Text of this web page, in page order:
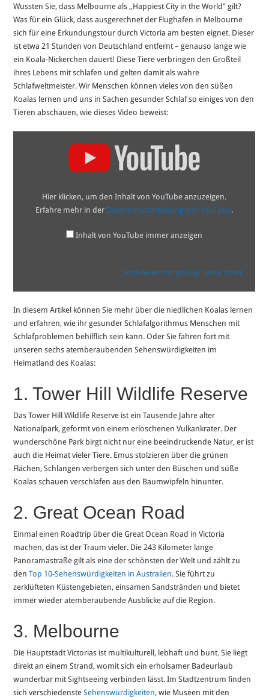
Wussten Sie, dass Melbourne als „Happiest City in the World” gilt?
Was für ein Glück, dass ausgerechnet der Flughafen in Melbourne
sich für eine Erkundungstour durch Victoria am besten eignet. Dieser
ist etwa 21 Stunden von Deutschland entfernt – genauso lange wie
ein Koala-Nickerchen dauert! Diese Tiere verbringen den Großteil
ihres Lebens mit schlafen und gelten damit als wahre
Schlafweltmeister. Wir Menschen können vieles von den süßen
Koalas lernen und uns in Sachen gesunder Schlaf so einiges von den
Tieren abschauen, wie dieses Video beweist:
Hier klicken, um den Inhalt von YouTube anzuzeigen.
Erfahre mehr in der Datenschutzerklärung von YouTube.
Inhalt von YouTube immer anzeigen
„Koala-Nickerchen gefällig?“ direkt öffnen
In diesem Artikel können Sie mehr über die niedlichen Koalas lernen
und erfahren, wie ihr gesunder Schlafalgorithmus Menschen mit
Schlafproblemen behilflich sein kann. Oder Sie fahren fort mit
unseren sechs atemberaubenden Sehenswürdigkeiten im
Heimatland des Koalas:
1. Tower Hill Wildlife Reserve
Das Tower Hill Wildlife Reserve ist ein Tausende Jahre alter
Nationalpark, geformt von einem erloschenen Vulkankrater. Der
wunderschöne Park birgt nicht nur eine beeindruckende Natur, er ist
auch die Heimat vieler Tiere. Emus stolzieren über die grünen
Flächen, Schlangen verbergen sich unter den Büschen und süße
Koalas schauen verschlafen aus den Baumwipfeln hinunter.
2. Great Ocean Road
Einmal einen Roadtrip über die Great Ocean Road in Victoria
machen, das ist der Traum vieler. Die 243 Kilometer lange
Panoramastraße gilt als eine der schönsten der Welt und zählt zu
denTop 10-Sehenswürdigkeiten in Australien. Sie führt zu
zerklüfteten Küstengebieten, einsamen Sandstränden und bietet
immer wieder atemberaubende Ausblicke auf die Region.
3. Melbourne
Die Hauptstadt Victorias ist multikulturell, lebhaft und bunt. Sie liegt
direkt an einem Strand, womit sich ein erholsamer Badeurlaub
wunderbar mit Sightseeing verbinden lässt. Im Stadtzentrum finden
sich verschiedensteSehenswürdigkeiten, wie Museen mit den